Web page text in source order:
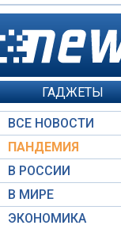
ГАДЖЕТЫ
ВСЕ НОВОСТИ
ПАНДЕМИЯ
В РОССИИ
В МИРЕ
ЭКОНОМИКА